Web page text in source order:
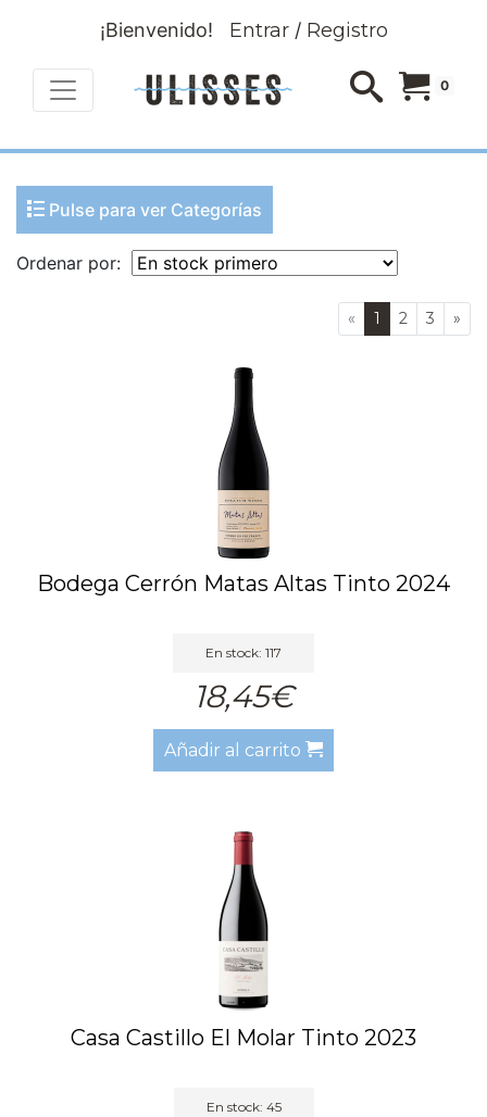
¡Bienvenido! Entrar/ Registro
0
Pulse para ver Categorías
Ordenar por:
« 1 2 3 »
Bodega Cerrón Matas Altas Tinto 2024
En stock: 117
18,45€
Añadir al carrito
Casa Castillo El Molar Tinto 2023
En stock: 45